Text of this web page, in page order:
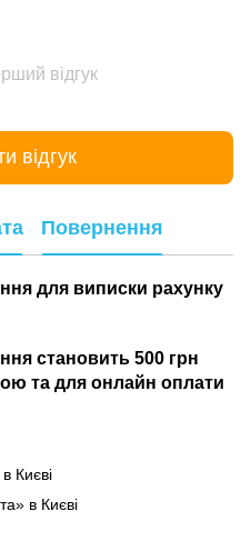
відгук
відгук
Повернення
для виписки рахунку
становить 500 грн
та для онлайн оплати
Києві
в Києві